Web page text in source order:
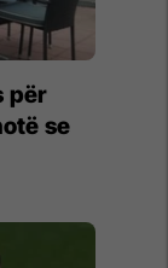
për
se